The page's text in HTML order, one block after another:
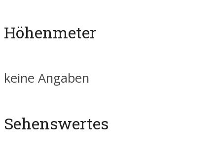
Höhenmeter
keine Angaben
Sehenswertes